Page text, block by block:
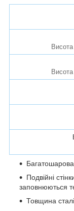
Подвійні
заповнюються
Товщина